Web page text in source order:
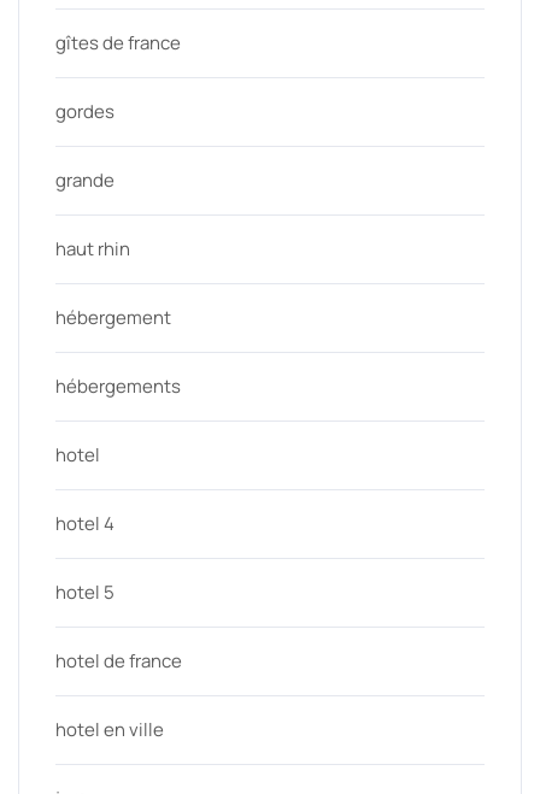
gîtes de france
gordes
grande
haut rhin
hébergement
hébergements
hotel
hotel 4
hotel 5
hotel de france
hotel en ville